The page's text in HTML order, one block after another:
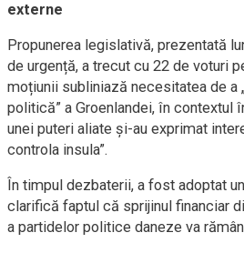
externe
Propunerea legislativă, prezentată
de urgență, a trecut cu 22 de voturi
moțiunii subliniază necesitatea de a
politică” a Groenlandei, în contextul
unei puteri aliate și-au exprimat
controla insula”.
În timpul dezbaterii, a fost adoptat
clarifică faptul că sprijinul financiar
a partidelor politice daneze va